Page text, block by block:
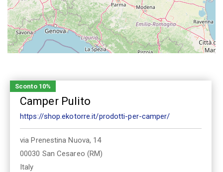
Sconto 10%
Camper Pulito
https://shop.ekotorre.it/prodotti-per-camper/
via Prenestina Nuova, 14
00030 San Cesareo (RM)
Italy